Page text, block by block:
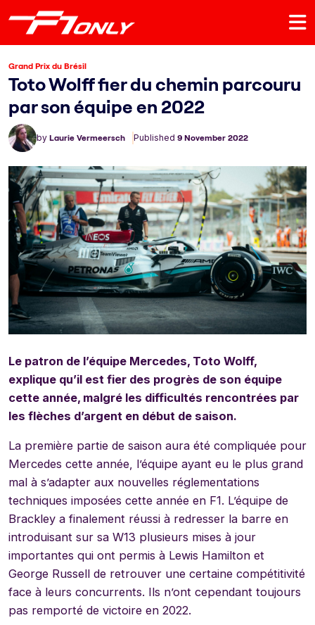
Grand Prix du Brésil
Toto Wolff fier du chemin parcouru
par son équipe en 2022
by Laurie Vermeersch Published 9 November 2022
Le patron de l’équipe Mercedes, Toto Wolff,
explique qu’il est fier des progrès de son équipe
cette année, malgré les difficultés rencontrées par
les flèches d’argent en début de saison.
La première partie de saison aura été compliquée pour
Mercedes cette année, l’équipe ayant eu le plus grand
mal à s’adapter aux nouvelles réglementations
techniques imposées cette année en F1. L’équipe de
Brackley a finalement réussi à redresser la barre en
introduisant sur sa W13 plusieurs mises à jour
importantes qui ont permis à Lewis Hamilton et
George Russell de retrouver une certaine compétitivité
face à leurs concurrents. Ils n’ont cependant toujours
pas remporté de victoire en 2022.